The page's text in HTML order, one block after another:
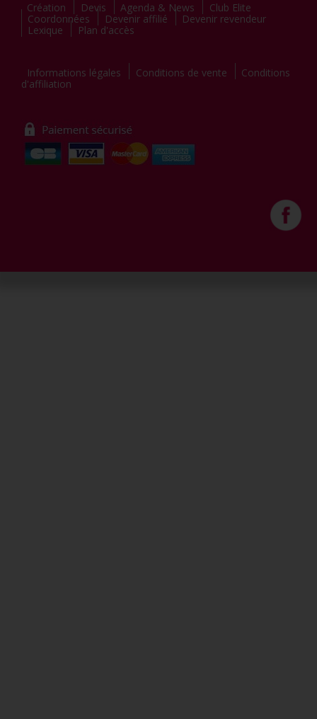
Création Devis Agenda & News
Club Elite
Coordonnées
Devenir affilié
Devenir revendeur
Lexique
Plan d'accès
Informations légales Conditions de vente
Conditions
d'affiliation